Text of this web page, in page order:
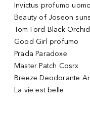
Invictus profumo uomo
Beauty of Joseon
Tom Ford Black Orchid
Good Girl profumo
Prada Paradoxe
Master Patch Cosrx
Breeze Deodorante
La vie est belle